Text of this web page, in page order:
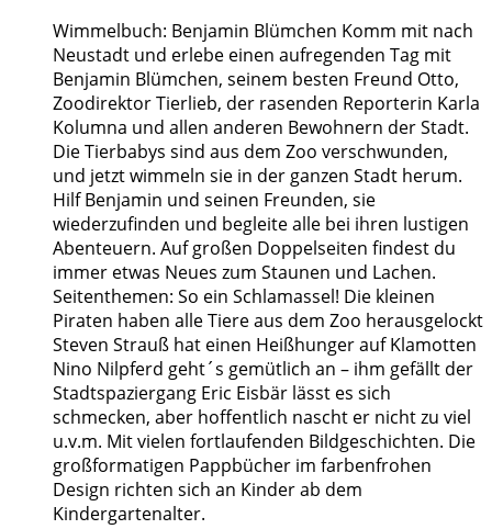
Wimmelbuch: Benjamin Blümchen Komm mit nach
Neustadt und erlebe einen aufregenden Tag mit
Benjamin Blümchen, seinem besten Freund Otto,
Zoodirektor Tierlieb, der rasenden Reporterin Karla
Kolumna und allen anderen Bewohnern der Stadt.
Die Tierbabys sind aus dem Zoo verschwunden,
und jetzt wimmeln sie in der ganzen Stadt herum.
Hilf Benjamin und seinen Freunden, sie
wiederzufinden und begleite alle bei ihren lustigen
Abenteuern. Auf großen Doppelseiten findest du
immer etwas Neues zum Staunen und Lachen.
Seitenthemen: So ein Schlamassel! Die kleinen
Piraten haben alle Tiere aus dem Zoo herausgelockt
Steven Strauß hat einen Heißhunger auf Klamotten
Nino Nilpferd geht´s gemütlich an – ihm gefällt der
Stadtspaziergang Eric Eisbär lässt es sich
schmecken, aber hoffentlich nascht er nicht zu viel
u.v.m. Mit vielen fortlaufenden Bildgeschichten. Die
großformatigen Pappbücher im farbenfrohen
Design richten sich an Kinder ab dem
Kindergartenalter.